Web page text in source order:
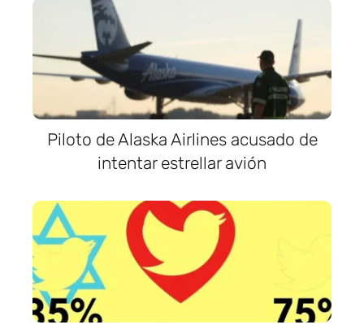
Piloto de Alaska Airlines acusado de
intentar estrellar avión